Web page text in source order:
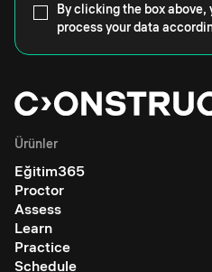
By clicking the box above,
process your data
Ürünler
Eğitim365
Proctor
Assess
Learn
Practice
Schedule